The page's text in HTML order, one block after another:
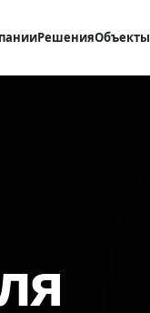
РешенияОбъекты